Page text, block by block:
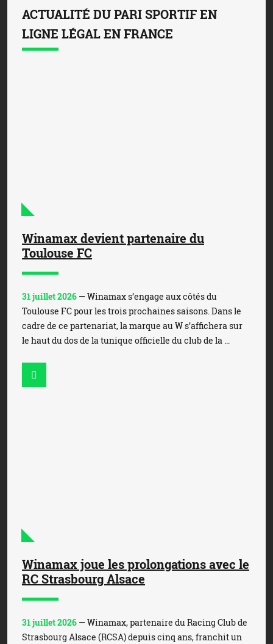
ACTUALITÉ DU PARI SPORTIF EN
LIGNE LÉGAL EN FRANCE
Winamax devient partenaire du
Toulouse FC
31 juillet 2026 — Winamax s’engage aux côtés du
Toulouse FC pour les trois prochaines saisons. Dans le
cadre de ce partenariat, la marque au W s’affichera sur
le haut du dos de la tunique officielle du club de la ...
Winamax joue les prolongations avec le
RC Strasbourg Alsace
31 juillet 2026 — Winamax, partenaire du Racing Club de
Strasbourg Alsace (RCSA) depuis cinq ans, franchit un